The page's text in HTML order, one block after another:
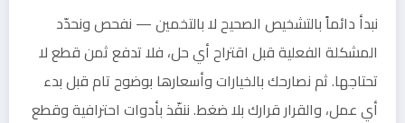
نبدأ دائماً بالتشخيص الصحيح لا بالتخمين — نفحص ونحدّد
المشكلة الفعلية قبل اقتراح أي حل، فلا تدفع ثمن قطع لا
تحتاجها. ثم نصارحك بالخيارات وأسعارها بوضوح تام قبل بدء
أي عمل، والقرار قرارك بلا ضغط. ننفّذ بأدوات احترافية وقطع